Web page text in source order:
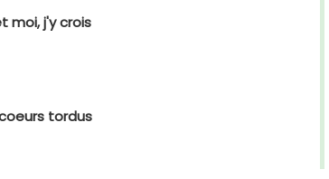
moi, j'y crois
tordus